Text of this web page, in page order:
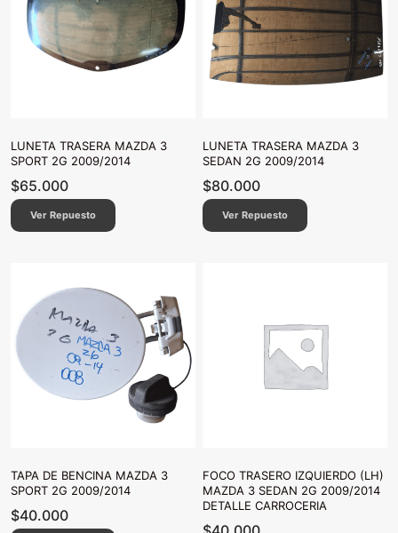
LUNETA TRASERA MAZDA 3
SPORT 2G 2009/2014
$65.000
Ver Repuesto
LUNETA TRASERA MAZDA 3
SEDAN 2G 2009/2014
$80.000
Ver Repuesto
TAPA DE BENCINA MAZDA 3
SPORT 2G 2009/2014
$40.000
FOCO TRASERO IZQUIERDO (LH)
MAZDA 3 SEDAN 2G 2009/2014
DETALLE CARROCERIA